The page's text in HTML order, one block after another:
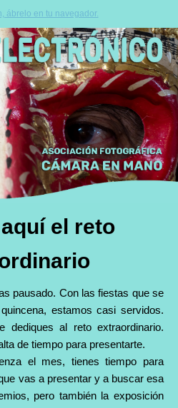
ábrelo en tu navegador.
el reto
pausado. Con las fiestas que se
estamos casi servidos.
dediques al reto extraordinario.
de tiempo para presentarte.
el mes, tienes tiempo para
vas a presentar y a buscar esa
pero también la exposición